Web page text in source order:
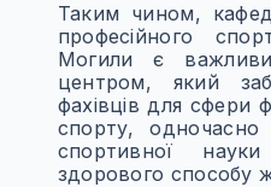
Таким чином,
професійного
Могили є
центром, який
фахівців для сфери
спорту,
спортивної
здорового способу